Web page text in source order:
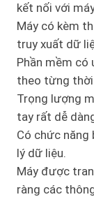
kết nối với
Máy có kèm
truy xuất dữ
Phần mềm
theo từng
Trọng lượng
tay rất dễ
Có chức năng
lý dữ liệu.
Máy được
ràng các